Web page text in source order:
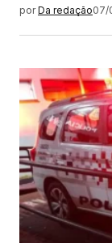
por Da redação07/